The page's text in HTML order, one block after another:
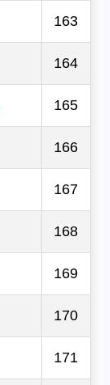
163
164
165
166
167
168
169
170
171